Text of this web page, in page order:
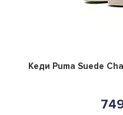
Кеди Puma Suede